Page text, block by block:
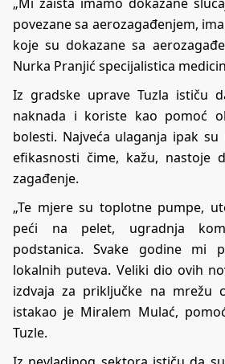
povezane sa aerozagađenjem,
koje su dokazane sa
Nurka Pranjić specijalistica
Iz gradske uprave Tuzla ističu
naknada i koriste kao pomoć
bolesti. Najveća ulaganja ipak
efikasnosti čime, kažu, nastoje
zagađenje.
„Te mjere su toplotne pumpe,
peći na pelet, ugradnja
podstanica. Svake godine mi
lokalnih puteva. Veliki dio ovih
izdvaja za priključke na mrežu
istakao je Miralem Mulać,
Tuzle.